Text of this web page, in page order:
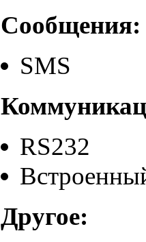
Сообщения:
SMS
RS232
Другое: